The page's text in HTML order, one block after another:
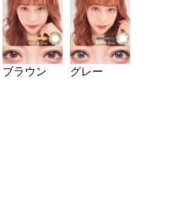
ブラウン グレー